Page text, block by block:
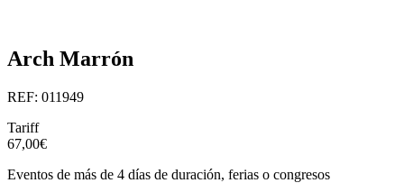
Arch Marrón
REF: 011949
Tariff
67,00€
Eventos de más de 4 días de duración, ferias o congresos